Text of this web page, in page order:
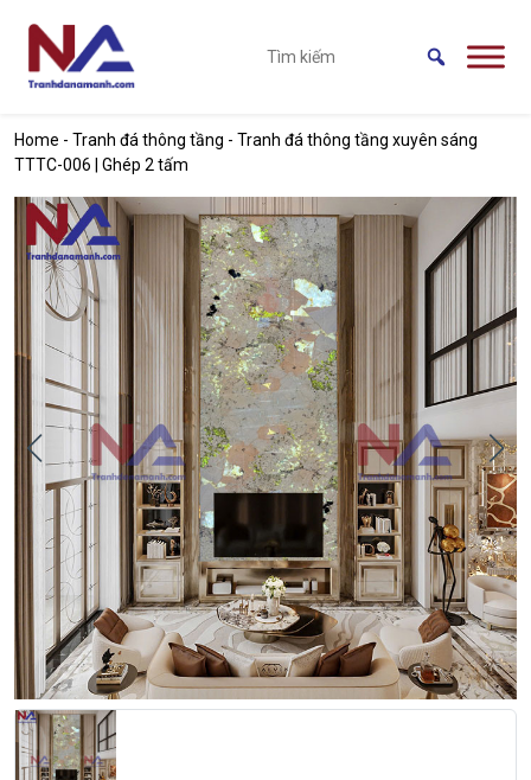
Home - Tranh đá thông tầng - Tranh đá thông tầng xuyên sáng
TTTC-006 | Ghép 2 tấm